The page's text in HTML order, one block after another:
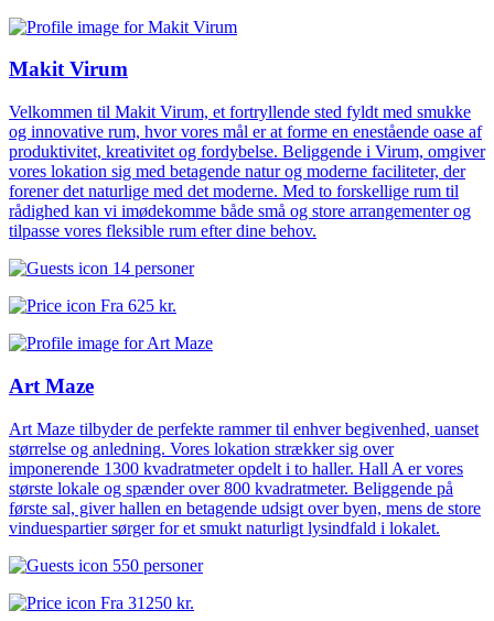
Makit Virum
Velkommen til Makit Virum, et fortryllende sted fyldt med smukke
og innovative rum, hvor vores mål er at forme en enestående oase af
produktivitet, kreativitet og fordybelse. Beliggende i Virum, omgiver
vores lokation sig med betagende natur og moderne faciliteter, der
forener det naturlige med det moderne. Med to forskellige rum til
rådighed kan vi imødekomme både små og store arrangementer og
tilpasse vores fleksible rum efter dine behov.
14 personer
Fra 625 kr.
Art Maze
Art Maze tilbyder de perfekte rammer til enhver begivenhed, uanset
størrelse og anledning. Vores lokation strækker sig over
imponerende 1300 kvadratmeter opdelt i to haller. Hall A er vores
største lokale og spænder over 800 kvadratmeter. Beliggende på
første sal, giver hallen en betagende udsigt over byen, mens de store
vinduespartier sørger for et smukt naturligt lysindfald i lokalet.
550 personer
Fra 31250 kr.